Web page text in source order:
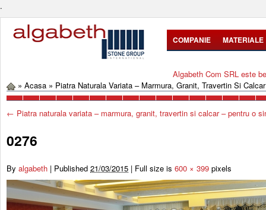
.
COMPANIE MATERIALE
Algabeth Com SRL este
» Acasa » Piatra Naturala Variata – Marmura, Granit, Travertin Si
← Piatra naturala variata – marmura, granit, travertin si calcar – pentru o
0276
By algabeth | Published 21/03/2015 | Full size is 600 × 399 pixels